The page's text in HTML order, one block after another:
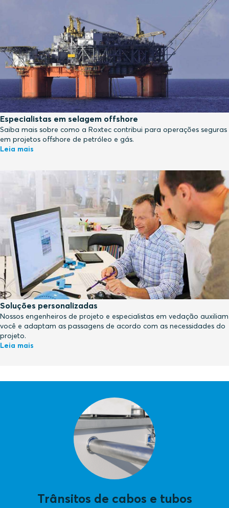
Especialistas em selagem offshore
Saiba mais sobre como a Roxtec contribui para operações seguras
em projetos offshore de petróleo e gás.
Leia mais
Soluções personalizadas
Nossos engenheiros de projeto e especialistas em vedação auxiliam
você e adaptam as passagens de acordo com as necessidades do
projeto.
Leia mais
Trânsitos de cabos e tubos